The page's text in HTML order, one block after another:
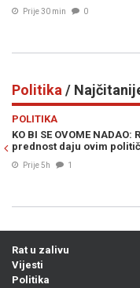
Prije 30 min 0
Politika/
POLITIKA
KO BI SE OVOME
prednost daju ovim
Prije 5h 1
Rat u zalivu
Vijesti
Politika